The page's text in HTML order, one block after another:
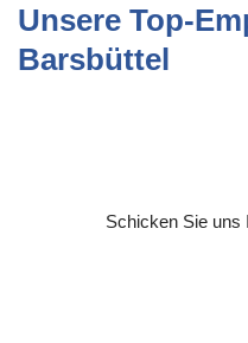
Unsere Top-
Barsbüttel
Schicken Sie uns